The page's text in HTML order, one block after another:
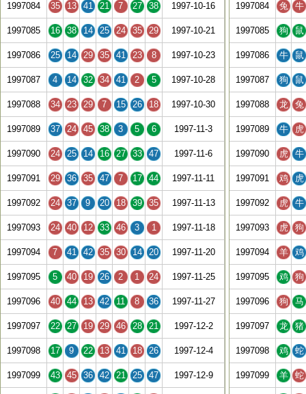
1997084 35 13 41 21 7 27 38 1997-10-16
1997085 16 38 14 25 24 35 29 1997-10-21
1997086 25 14 29 35 41 23 8 1997-10-23
1997087 4 14 32 34 41 2 5 1997-10-28
1997088 34 23 29 7 15 26 18 1997-10-30
1997089 37 24 45 38 3 5 6 1997-11-3
1997090 24 25 14 16 27 33 47 1997-11-6
1997091 29 36 35 47 7 17 44 1997-11-11
1997092 24 37 9 20 18 39 35 1997-11-13
1997093 24 40 12 33 46 3 1 1997-11-18
1997094 7 41 42 35 30 14 20 1997-11-20
1997095 5 40 19 26 2 1 24 1997-11-25
1997096 40 44 13 42 11 8 36 1997-11-27
1997097 22 27 19 29 46 28 21 1997-12-2
1997098 17 9 22 13 41 18 26 1997-12-4
1997099 43 45 36 42 21 25 47 1997-12-9
1997084 兔 牛
1997085 狗 鼠
1997086 牛 鼠
1997087 狗 鼠
1997088 龙 兔
1997089 牛 虎
1997090 虎 牛
1997091 鸡 虎
1997092 虎 牛
1997093 虎 狗
1997094 羊 鸡
1997095 鸡 狗
1997096 狗 马
1997097 龙 猪
1997098 鸡 蛇
1997099 羊 蛇